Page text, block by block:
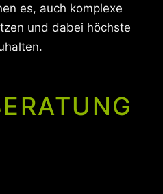
es, auch komplexe
und dabei höchste